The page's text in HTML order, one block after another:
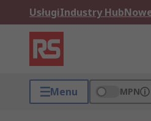
UsługiIndustry Hub
Menu MPN